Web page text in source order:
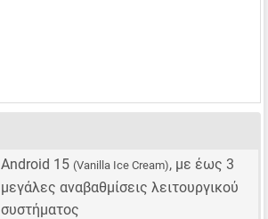
Android 15 (Vanilla Ice Cream), με έως 3
μεγάλες αναβαθμίσεις λειτουργικού
συστήματος